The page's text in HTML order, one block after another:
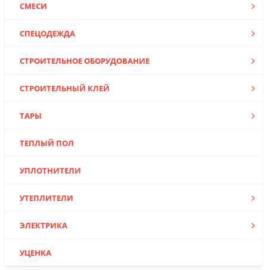
СМЕСИ
СПЕЦОДЕЖДА
СТРОИТЕЛЬНОЕ ОБОРУДОВАНИЕ
СТРОИТЕЛЬНЫЙ КЛЕЙ
ТАРЫ
ТЕПЛЫЙ ПОЛ
УПЛОТНИТЕЛИ
УТЕПЛИТЕЛИ
ЭЛЕКТРИКА
УЦЕНКА